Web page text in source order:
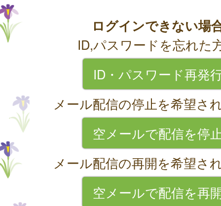
ログインできない場
ID,パスワードを忘れた
ID・パスワード再発
メール配信の停止を希望さ
空メールで配信を停
メール配信の再開を希望さ
空メールで配信を再